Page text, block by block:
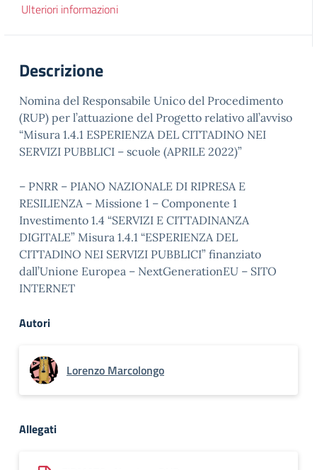
Ulteriori informazioni
Descrizione
Nomina del Responsabile Unico del Procedimento
(RUP) per l’attuazione del Progetto relativo all’avviso
“Misura 1.4.1 ESPERIENZA DEL CITTADINO NEI
SERVIZI PUBBLICI – scuole (APRILE 2022)”
– PNRR – PIANO NAZIONALE DI RIPRESA E
RESILIENZA – Missione 1 – Componente 1
Investimento 1.4 “SERVIZI E CITTADINANZA
DIGITALE” Misura 1.4.1 “ESPERIENZA DEL
CITTADINO NEI SERVIZI PUBBLICI” finanziato
dall’Unione Europea – NextGenerationEU – SITO
INTERNET
Autori
Lorenzo Marcolongo
Allegati